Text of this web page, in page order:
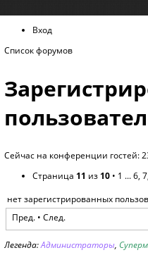
Вход
Список форумов
Сейчас на конференции гостей:
Страница 11 из 10 • 1 ...6, 7,
нет зарегистрированных
Пред.• След.
Легенда:Администраторы,